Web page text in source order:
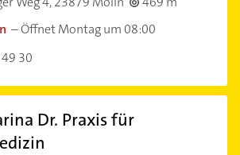
–Öffnet Montag um 08:00
30
Dr. Praxis für